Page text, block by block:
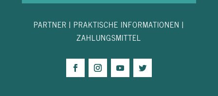
PARTNER | PRAKTISCHE INFORMATIONEN |
ZAHLUNGSMITTEL